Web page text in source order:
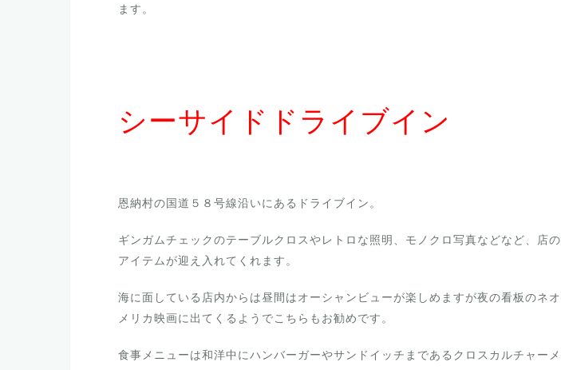
ます。
シーサイドドライブイン
恩納村の国道５８号線沿いにあるドライブイン。
ギンガムチェックのテーブルクロスやレトロな照明、モノクロ写真などなど、店
アイテムが迎え入れてくれます。
海に面している店内からは昼間はオーシャンビューが楽しめますが夜の看板のネ
メリカ映画に出てくるようでこちらもお勧めです。
食事メニューは和洋中にハンバーガーやサンドイッチまであるクロスカルチャーメ